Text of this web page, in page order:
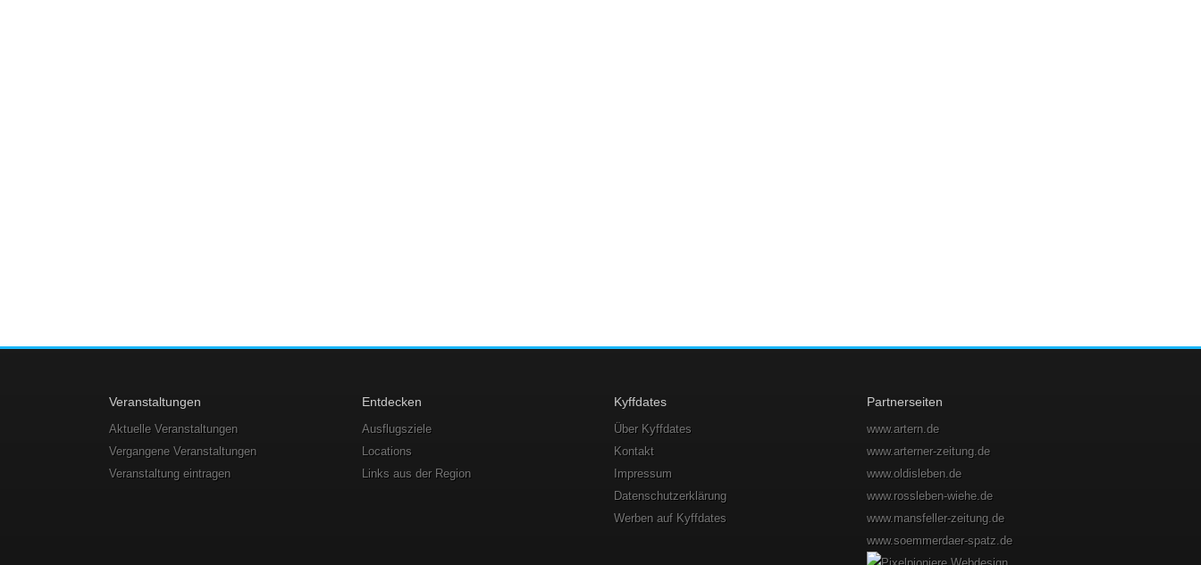
Veranstaltungen
Aktuelle Veranstaltungen
Vergangene Veranstaltungen
Veranstaltung eintragen
Entdecken
Ausflugsziele
Locations
Links aus der Region
Kyffdates
Über Kyffdates
Kontakt
Impressum
Datenschutzerklärung
Werben auf Kyffdates
Partnerseiten
www.artern.de
www.arterner-zeitung.de
www.oldisleben.de
www.rossleben-wiehe.de
www.mansfeller-zeitung.de
www.soemmerdaer-spatz.de